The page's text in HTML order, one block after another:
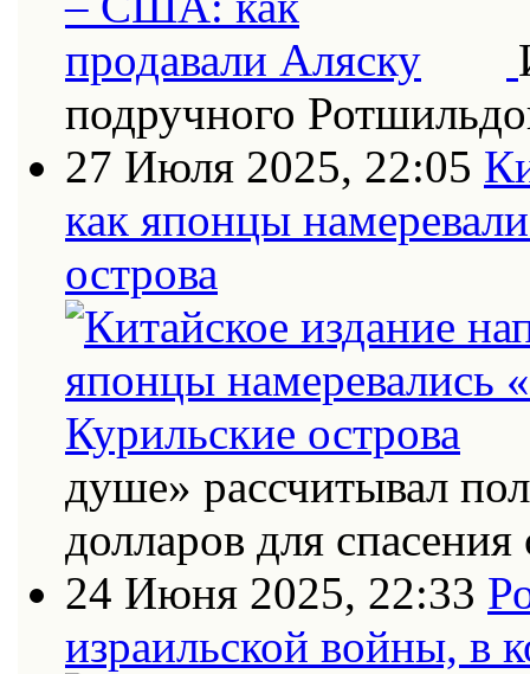
подручного
27 Июля 2025, 22:05
как японцы
острова
душе» рассчитывал
долларов для спасения
24 Июня 2025, 22:33
израильской войны, в